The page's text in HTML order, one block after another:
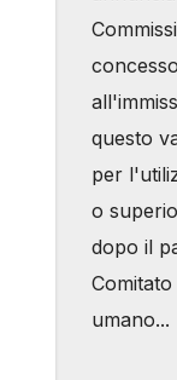
questo
per
o
dopo il
umano...